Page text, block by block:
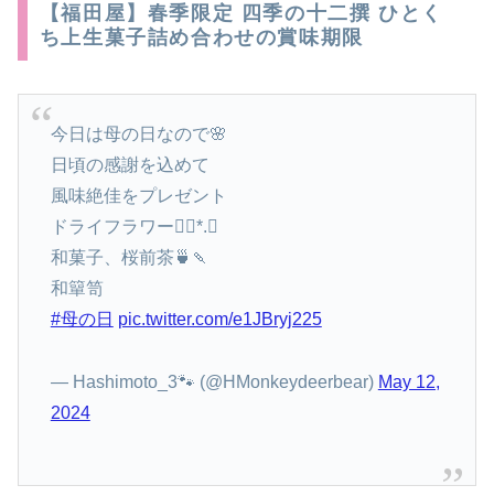
【福田屋】春季限定 四季の十二撰 ひとく
ち上生菓子詰め合わせの賞味期限
今日は母の日なので🌸
日頃の感謝を込めて
風味絶佳をプレゼント
ドライフラワー❁⃘*.ﾟ
和菓子、桜前茶🍵🍡
和簞笥
#母の日 pic.twitter.com/e1JBryj225
— Hashimoto_3🐾 (@HMonkeydeerbear) May 12,
2024